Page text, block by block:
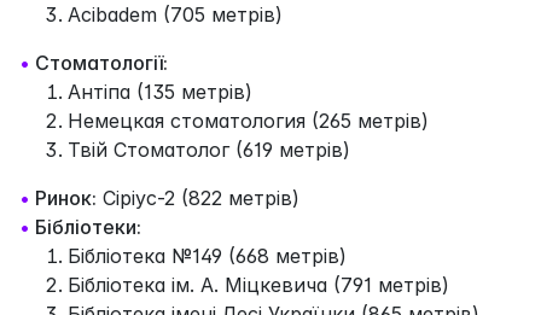
Acibadem (705 метрів)
• Стоматології:
Антіпа (135 метрів)
Немецкая стоматология (265 метрів)
Твій Стоматолог (619 метрів)
• Ринок: Сіріус-2 (822 метрів)
• Бібліотеки:
Бібліотека №149 (668 метрів)
Бібліотека ім. А. Міцкевича (791 метрів)